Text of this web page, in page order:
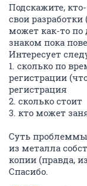
Подскажите,
свои
может как-то по
знаком пока
Интересует
1. сколько по
регистрации
регистрация
2. сколько стоит
3. кто может
Суть
из металла
копии (правда,
Спасибо.